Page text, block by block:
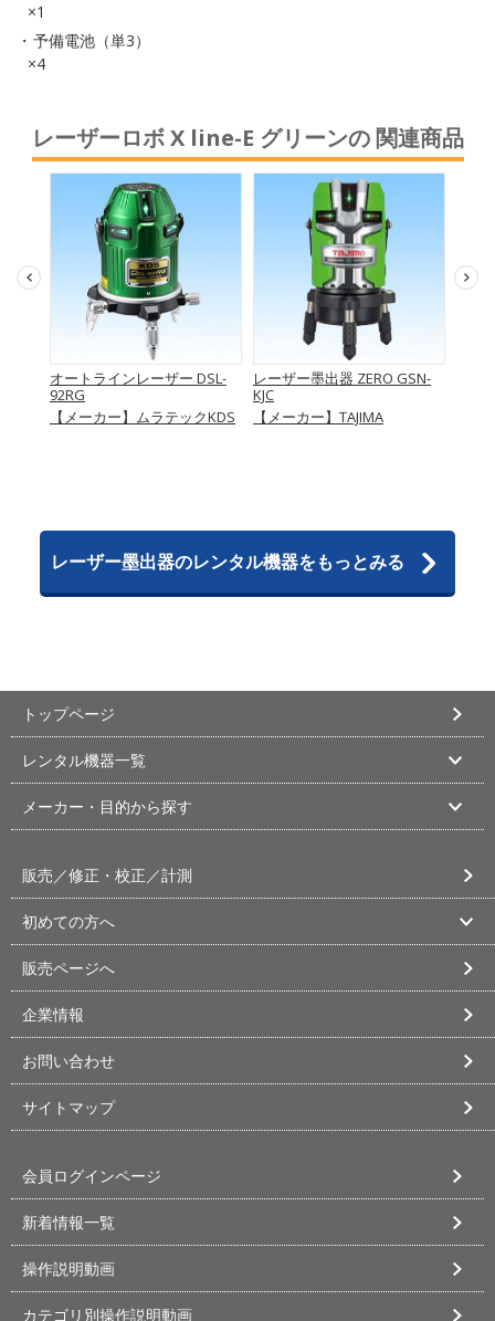
×1
予備電池（単3）
×4
レーザーロボ X line-E グリーンの 関連商品
オートラインレーザー DSL-
92RG
【メーカー】ムラテックKDS
レーザー墨出器 ZERO GSN-
KJC
【メーカー】TAJIMA
レーザー墨出器のレンタル機器をもっとみる
トップページ
レンタル機器一覧
メーカー・目的から探す
販売／修正・校正／計測
初めての方へ
販売ページへ
企業情報
お問い合わせ
サイトマップ
会員ログインページ
新着情報一覧
操作説明動画
カテゴリ別操作説明動画